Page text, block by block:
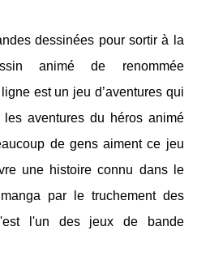
dessinées pour sortir à la
animé de renommée
est un jeu d’aventures qui
aventures du héros animé
de gens aiment ce jeu
une histoire connu dans le
par le truchement des
l'un des jeux de bande